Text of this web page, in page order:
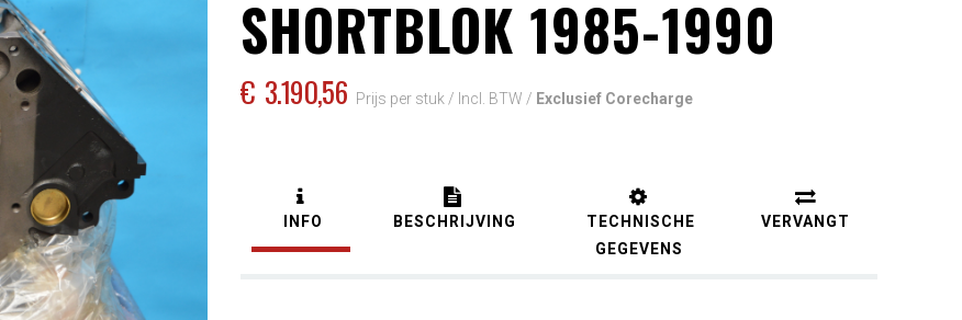
SHORTBLOK 1985-1990
€ 3.190,56 Prijs per stuk / Incl. BTW / Exclusief Corecharge
INFO BESCHRIJVING
TECHNISCHE
GEGEVENS
VERVANGT